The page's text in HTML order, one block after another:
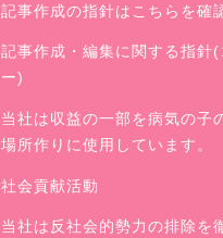
記事作成の指針はこちらを確
記事作成・編集に関する指針
ー)
当社は収益の一部を病気の子
場所作りに使用しています。
社会貢献活動
当社は反社会的勢力の排除を